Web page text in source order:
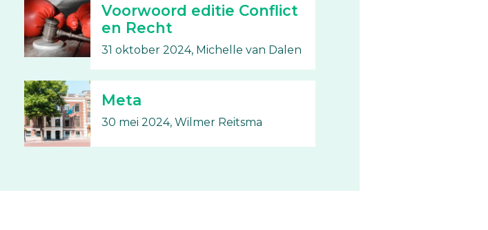
Voorwoord editie Conflict
en Recht
31 oktober 2024, Michelle van Dalen
Meta
30 mei 2024, Wilmer Reitsma